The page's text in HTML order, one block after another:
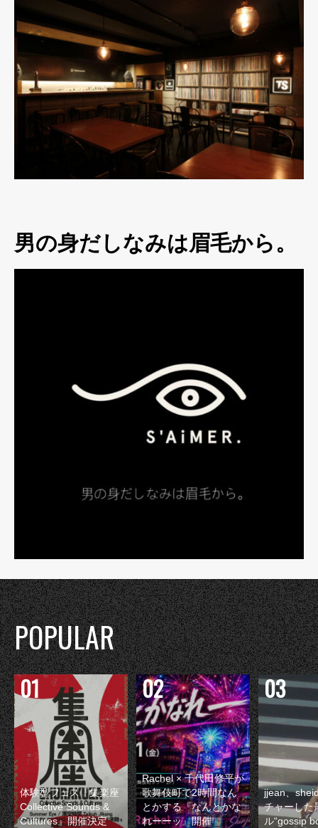
男の身だしなみは眉毛から。
POPULAR
体験型フェス『集楽座
Collective Sounds &
Cultures』開催決定
Rachel × 千代田修平が
歌舞伎町で2時間なん
とかする『なんとかな
れーーッ』開催
jjean、
チャーした
ル“gossip